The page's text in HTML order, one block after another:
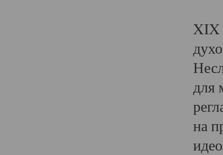
XIX
для
на